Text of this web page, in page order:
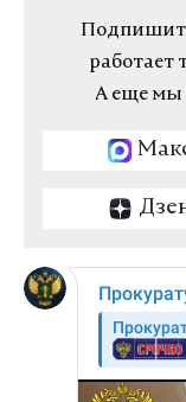
работает
А еще мы